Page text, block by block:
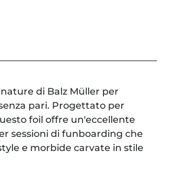
di Balz Müller per
pari. Progettato per
foil offre un'eccellente
sessioni di funboarding che
e morbide carvate in stile